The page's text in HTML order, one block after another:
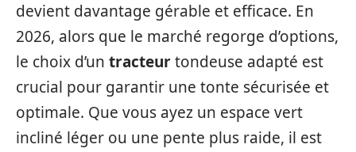
devient davantage gérable et efficace. En
2026, alors que le marché regorge d’options,
le choix d’un tracteurtondeuse adapté est
crucial pour garantir une tonte sécurisée et
optimale. Que vous ayez un espace vert
incliné léger ou une pente plus raide, il est